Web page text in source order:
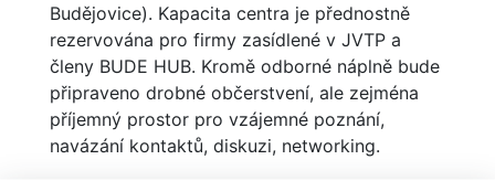
Budějovice). Kapacita centra je přednostně
rezervována pro firmy zasídlené v JVTP a
členy BUDE HUB. Kromě odborné náplně bude
připraveno drobné občerstvení, ale zejména
příjemný prostor pro vzájemné poznání,
navázání kontaktů, diskuzi, networking.